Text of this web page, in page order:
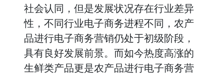
社会认同，但是发展状况存在行业差异
性，不同行业电子商务进程不同，农产
品进行电子商务营销仍处于初级阶段，
具有良好发展前景。而如今热度高涨的
生鲜类产品更是农产品进行电子商务营